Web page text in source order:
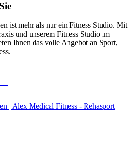
ist mehr als nur ein Fitness Studio. Mit
und unserem Fitness Studio im
Ihnen das volle Angebot an Sport,